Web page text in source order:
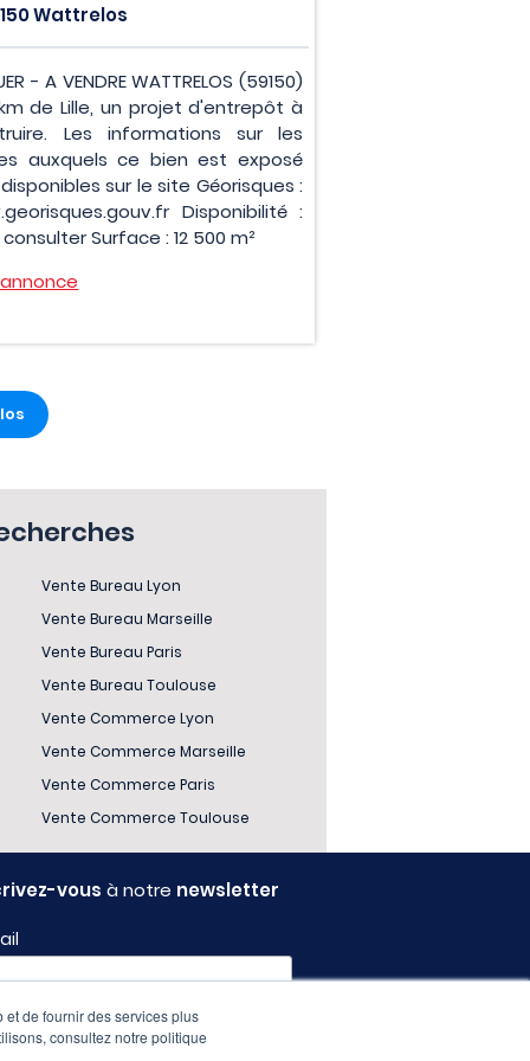
de fournir des services plus
consultez notre politique
Wattrelos
- A VENDRE WATTRELOS (59150)
de Lille, un projet d'entrepôt à
Les informations sur les
auxquels ce bien est exposé
sur le site Géorisques :
Disponibilité :
Surface : 12 500 m²
Vente Bureau Lyon
Vente Bureau Marseille
Vente Bureau Paris
Vente Bureau Toulouse
Vente Commerce Lyon
Vente Commerce Marseille
Vente Commerce Paris
Vente Commerce Toulouse
vous à notre newsletter